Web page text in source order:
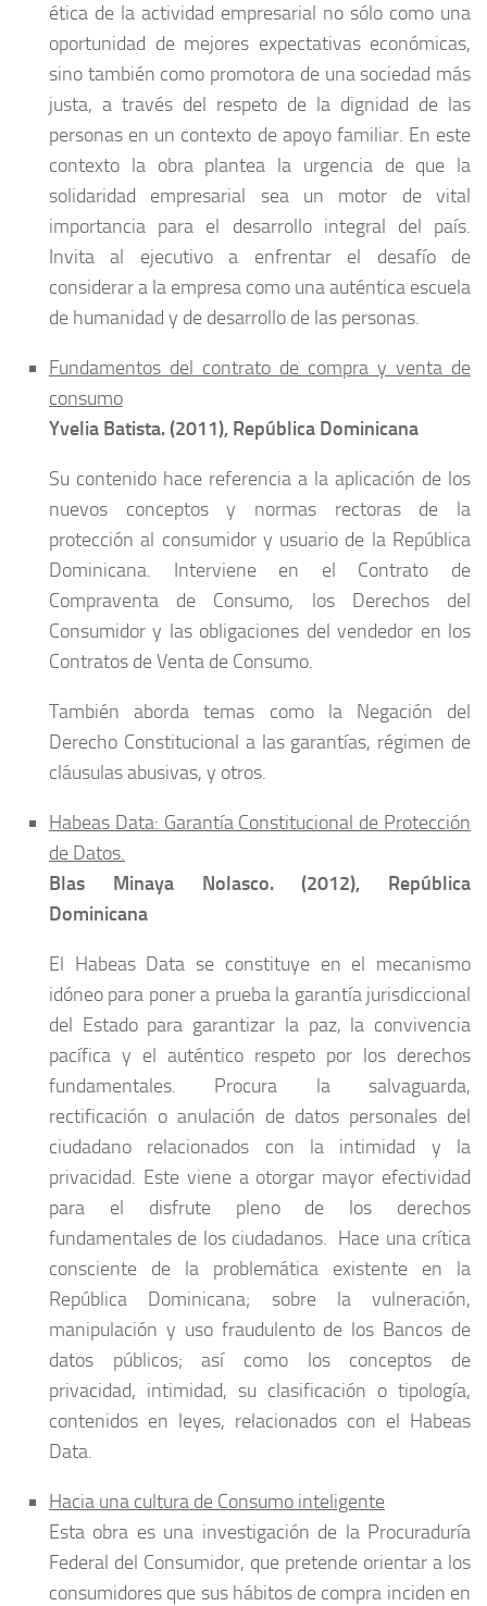
ética de la actividad empresarial no sólo como una
oportunidad de mejores expectativas económicas,
sino también como promotora de una sociedad más
justa, a través del respeto de la dignidad de las
personas en un contexto de apoyo familiar. En este
contexto la obra plantea la urgencia de que la
solidaridad empresarial sea un motor de vital
importancia para el desarrollo integral del país.
Invita al ejecutivo a enfrentar el desafío de
considerar a la empresa como una auténtica escuela
de humanidad y de desarrollo de las personas.
Fundamentos del contrato de compra y venta de
consumo
Yvelia Batista. (2011), República Dominicana
Su contenido hace referencia a la aplicación de los
nuevos conceptos y normas rectoras de la
protección al consumidor y usuario de la República
Dominicana. Interviene en el Contrato de
Compraventa de Consumo, los Derechos del
Consumidor y las obligaciones del vendedor en los
Contratos de Venta de Consumo.
También aborda temas como la Negación del
Derecho Constitucional a las garantías, régimen de
cláusulas abusivas, y otros.
Habeas Data: Garantía Constitucional de Protección
de Datos.
Blas Minaya Nolasco. (2012), República
Dominicana
El Habeas Data se constituye en el mecanismo
idóneo para poner a prueba la garantía jurisdiccional
del Estado para garantizar la paz, la convivencia
pacífica y el auténtico respeto por los derechos
fundamentales. Procura la salvaguarda,
rectificación o anulación de datos personales del
ciudadano relacionados con la intimidad y la
privacidad. Este viene a otorgar mayor efectividad
para el disfrute pleno de los derechos
fundamentales de los ciudadanos. Hace una crítica
consciente de la problemática existente en la
República Dominicana; sobre la vulneración,
manipulación y uso fraudulento de los Bancos de
datos públicos; así como los conceptos de
privacidad, intimidad, su clasificación o tipología,
contenidos en leyes, relacionados con el Habeas
Data.
Hacia una cultura de Consumo inteligente
Esta obra es una investigación de la Procuraduría
Federal del Consumidor, que pretende orientar a los
consumidores que sus hábitos de compra inciden en